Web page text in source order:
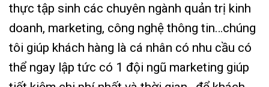
thực tập sinh các chuyên ngành quản trị kinh
doanh, marketing, công nghệ thông tin…chúng
tôi giúp khách hàng là cá nhân có nhu cầu có
thể ngay lập tức có 1 đội ngũ marketing giúp